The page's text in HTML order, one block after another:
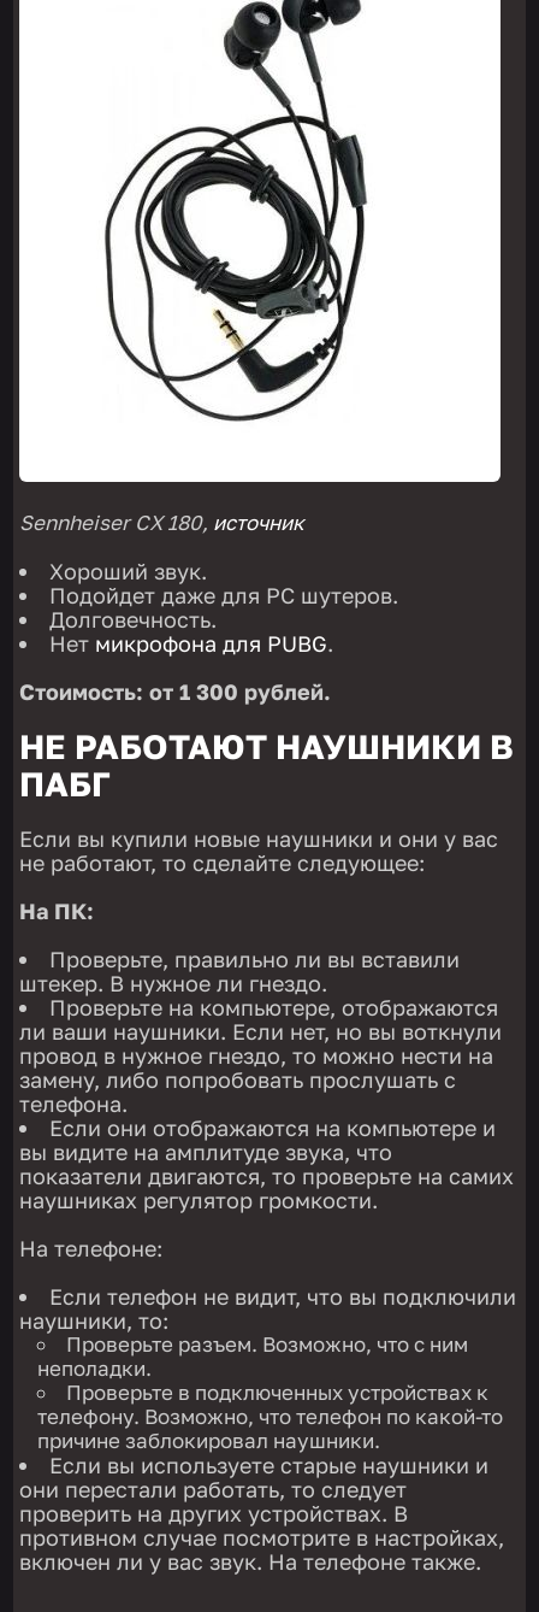
Sennheiser CX 180, источник
Хороший звук.
Подойдет даже для PC шутеров.
Долговечность.
Нет микрофона для PUBG.
Стоимость: от 1 300 рублей.
НЕ РАБОТАЮТ НАУШНИКИ В
ПАБГ
Если вы купили новые наушники и они у вас
не работают, то сделайте следующее:
На ПК:
Проверьте, правильно ли вы вставили
штекер. В нужное ли гнездо.
Проверьте на компьютере, отображаются
ли ваши наушники. Если нет, но вы воткнули
провод в нужное гнездо, то можно нести на
замену, либо попробовать прослушать с
телефона.
Если они отображаются на компьютере и
вы видите на амплитуде звука, что
показатели двигаются, то проверьте на самих
наушниках регулятор громкости.
На телефоне:
Если телефон не видит, что вы подключили
наушники, то:
Проверьте разъем. Возможно, что с ним
неполадки.
Проверьте в подключенных устройствах к
телефону. Возможно, что телефон по какой-то
причине заблокировал наушники.
Если вы используете старые наушники и
они перестали работать, то следует
проверить на других устройствах. В
противном случае посмотрите в настройках,
включен ли у вас звук. На телефоне также.